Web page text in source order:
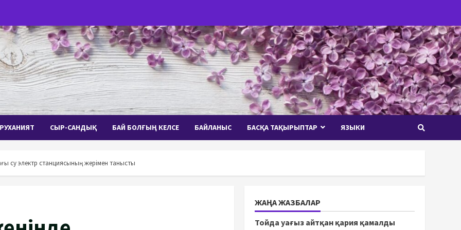
РУХАНИЯТ СЫР-САНДЫҚ БАЙ БОЛҒЫҢ КЕЛСЕ БАЙЛАНЫС БАСҚА ТАҚЫРЫПТАР ЯЗЫКИ
су электр станциясының жерімен танысты
ЖАҢА ЖАЗБАЛАР
Тойда уағыз айтқан қария қамалды